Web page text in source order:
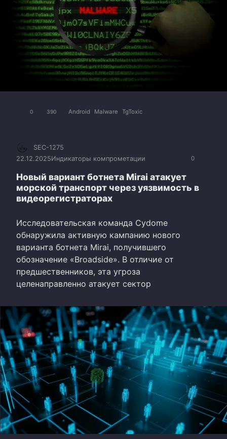
0 390 Android Malware TgToxic
0
SEC-1275
22.12.2025Индикаторы компрометации
Новый вариант ботнета Mirai атакует
морской транспорт через уязвимость в
видеорегистраторах
Исследовательская команда Cydome
обнаружила активную кампанию нового
варианта ботнета Mirai, получившего
обозначение «Broadside». В отличие от
предшественников, эта угроза
целенаправленно атакует сектор